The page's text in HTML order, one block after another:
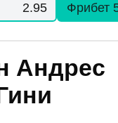
2.95 Фрибет
Андрес